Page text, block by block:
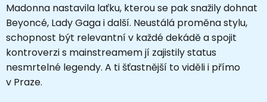
Madonna nastavila laťku, kterou se pak snažily dohnat
Beyoncé, Lady Gaga i další. Neustálá proměna stylu,
schopnost být relevantní v každé dekádě a spojit
kontroverzi s mainstreamem jí zajistily status
nesmrtelné legendy. A ti šťastnější to viděli i přímo
v Praze.